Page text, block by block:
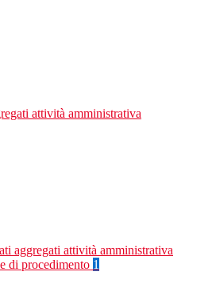
attività amministrativa
aggregati attività amministrativa
di procedimento 1